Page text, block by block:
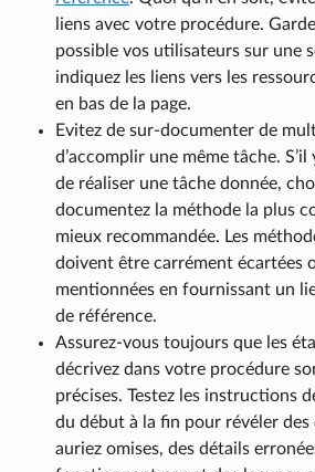
liens avec votre procédure.
possible vos utilisateurs sur une
indiquez les liens vers les
en bas de la page.
Evitez de sur-documenter de
d’accomplir une même tâche.
de réaliser une tâche donnée,
documentez la méthode la plus
mieux recommandée. Les
doivent être carrément écartées
mentionnées en fournissant un
de référence.
Assurez-vous toujours que les
décrivez dans votre procédure
précises. Testez les instructions
du début à la fin pour révéler des
auriez omises, des détails